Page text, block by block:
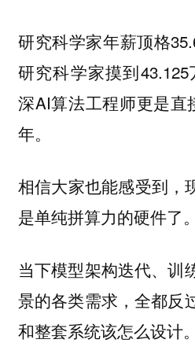
研究科学家年薪顶格
研究科学家摸到
深AI算法工程师更是直
年。
相信大家也能感受到，
是单纯拼算力的硬件了。
当下模型架构迭代、训
景的各类需求，全都反
和整套系统该怎么设计。